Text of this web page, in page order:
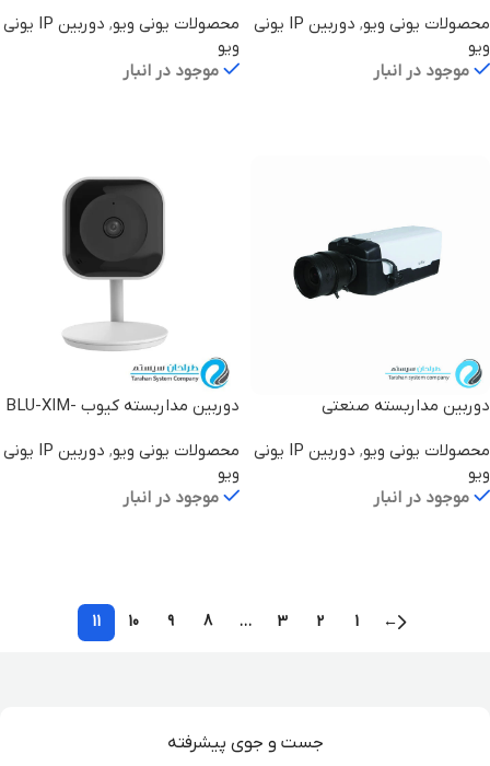
محصولات یونی ویو,
دوربین IP یونی
ویو
موجود در انبار
محصولات یونی ویو,
دوربین IP یونی
ویو
موجود در انبار
دوربین مداربسته صنعتی
محصولات یونی ویو,
دوربین IP یونی
ویو
موجود در انبار
دوربین مداربسته کیوب BLU-XIM-
محصولات یونی ویو,
دوربین IP یونی
ویو
موجود در انبار
←
1
2
3
…
8
9
10
11
جست و جوی پیشرفته